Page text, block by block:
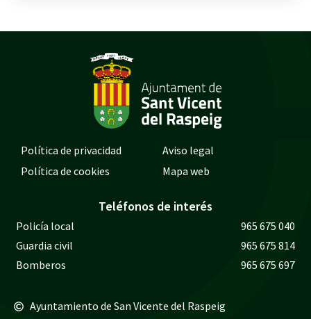
Política de privacidad
Aviso legal
Política de cookies
Mapa web
Teléfonos de interés
Policía local
965 675 040
Guardia civil
965 675 814
Bomberos
965 675 697
Ayuntamiento de San Vicente del Raspeig